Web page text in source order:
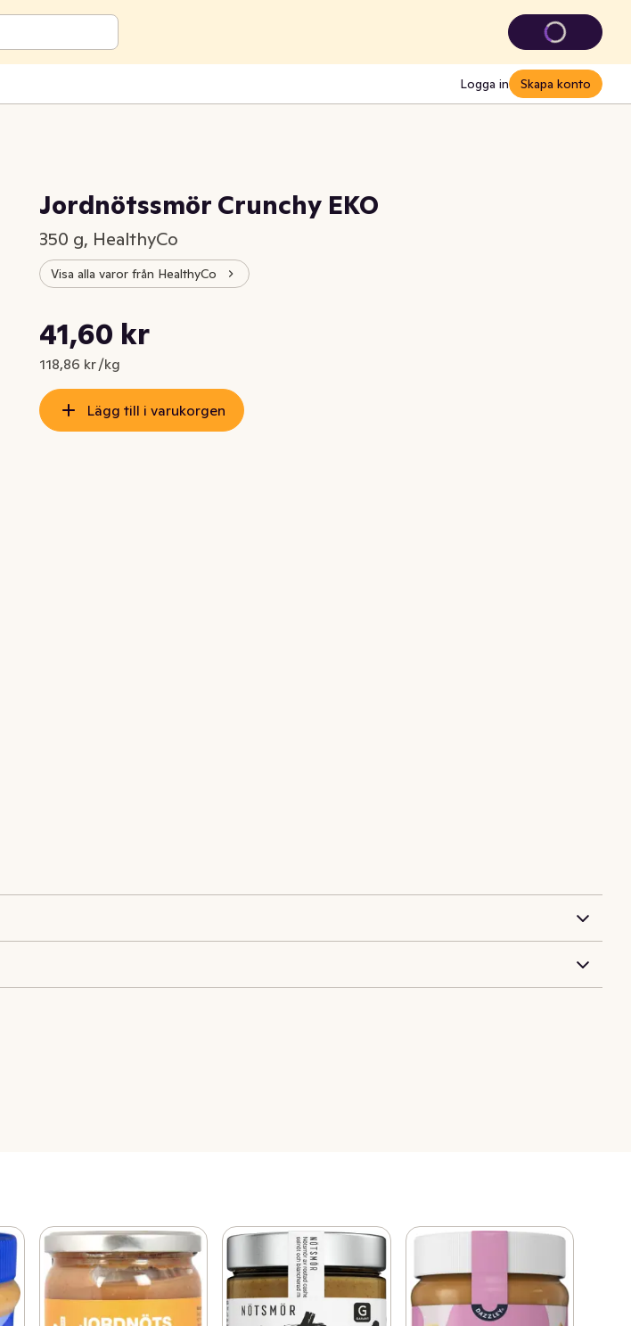
Logga in Skapa konto
Jordnötssmör Crunchy EKO
350 g, HealthyCo
Visa alla varor från HealthyCo
Nuvarande pris är: 41,60 kr
41,60 kr
118,86 kr /kg
Styckpris: 118,86 kr /kg
Lägg till i varukorgen